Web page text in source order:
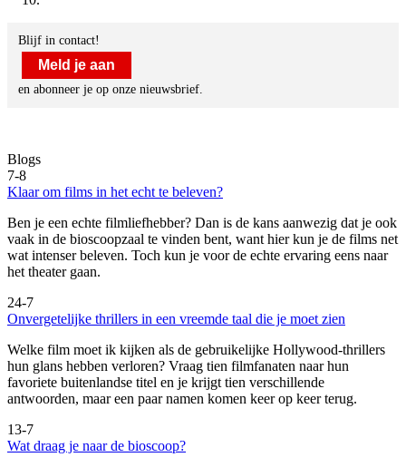
Blijf in contact!
Meld je aan
en abonneer je op onze nieuwsbrief.
Blogs
7-8
Klaar om films in het echt te beleven?
Ben je een echte filmliefhebber? Dan is de kans aanwezig dat je ook
vaak in de bioscoopzaal te vinden bent, want hier kun je de films net
wat intenser beleven. Toch kun je voor de echte ervaring eens naar
het theater gaan.
24-7
Onvergetelijke thrillers in een vreemde taal die je moet zien
Welke film moet ik kijken als de gebruikelijke Hollywood-thrillers
hun glans hebben verloren? Vraag tien filmfanaten naar hun
favoriete buitenlandse titel en je krijgt tien verschillende
antwoorden, maar een paar namen komen keer op keer terug.
13-7
Wat draag je naar de bioscoop?